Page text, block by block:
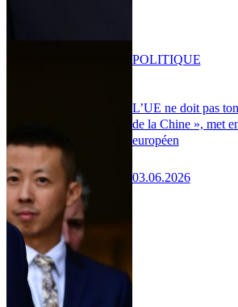
L’UE ne doit pas
de la Chine », met
européen
03.06.2026
POLITIQUE